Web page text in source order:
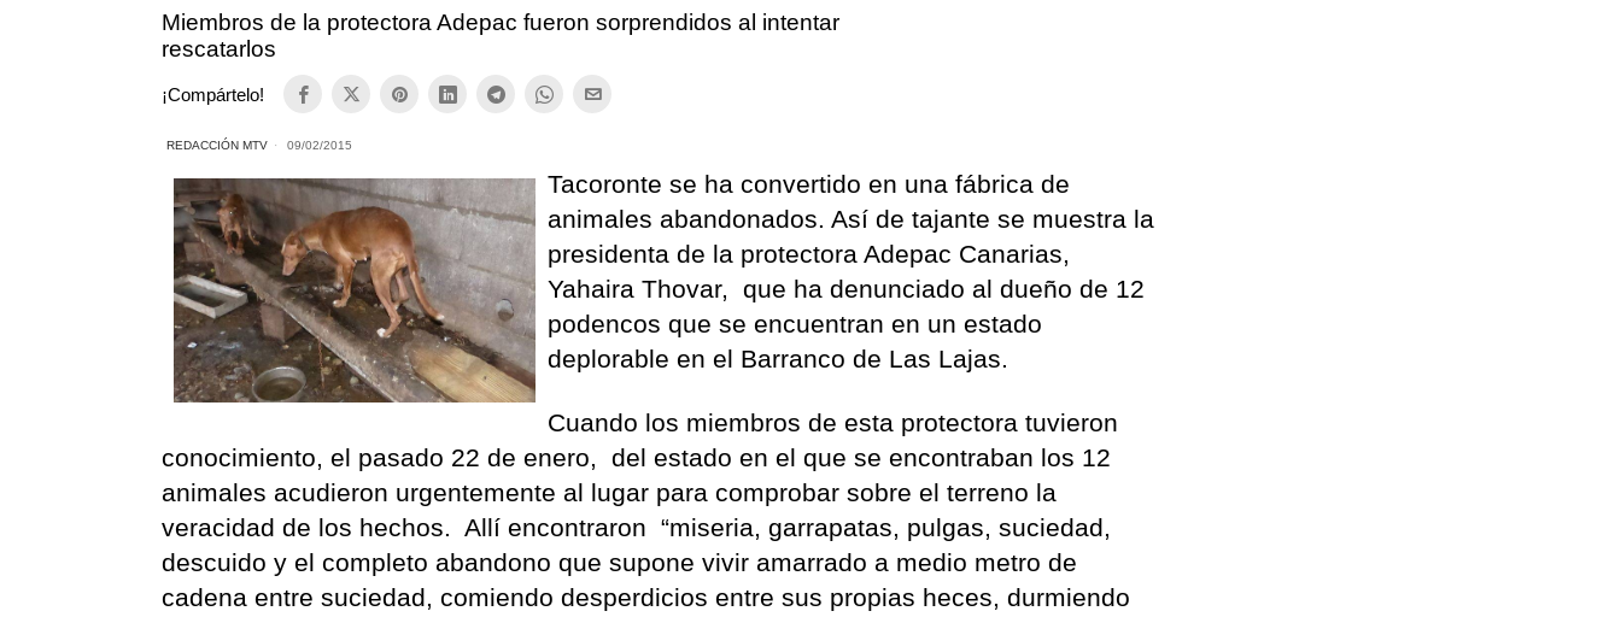
Miembros de la protectora Adepac fueron sorprendidos al intentar
rescatarlos
¡Compártelo!
REDACCIÓN MTV 09/02/2015
Tacoronte se ha convertido en una fábrica de
animales abandonados. Así de tajante se muestra la
presidenta de la protectora Adepac Canarias,
Yahaira Thovar, que ha denunciado al dueño de 12
podencos que se encuentran en un estado
deplorable en el Barranco de Las Lajas.
Cuando los miembros de esta protectora tuvieron
conocimiento, el pasado 22 de enero, del estado en el que se encontraban los 12
animales acudieron urgentemente al lugar para comprobar sobre el terreno la
veracidad de los hechos. Allí encontraron “miseria, garrapatas, pulgas, suciedad,
descuido y el completo abandono que supone vivir amarrado a medio metro de
cadena entre suciedad, comiendo desperdicios entre sus propias heces, durmiendo